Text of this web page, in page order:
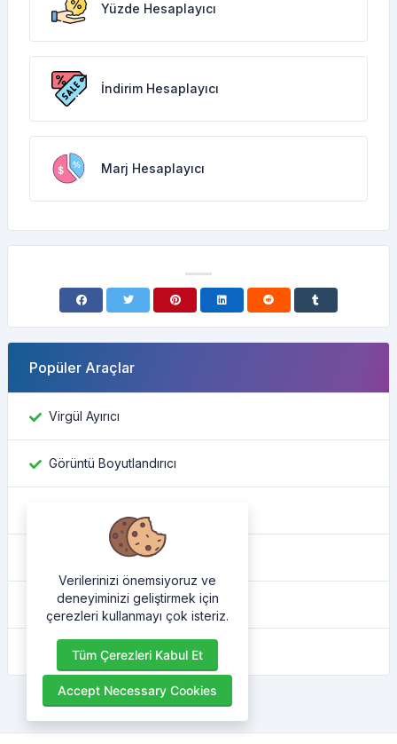
Yüzde Hesaplayıcı
İndirim Hesaplayıcı
Marj Hesaplayıcı
Popüler Araçlar
Virgül Ayırıcı
Görüntü Boyutlandırıcı
Renk Dönüştürücü
IP adresim nedir
HTML güzelleştirici
Verilerinizi önemsiyoruz ve
deneyiminizi geliştirmek için
çerezleri kullanmayı çok isteriz.
Tüm Çerezleri Kabul Et
Accept Necessary Cookies